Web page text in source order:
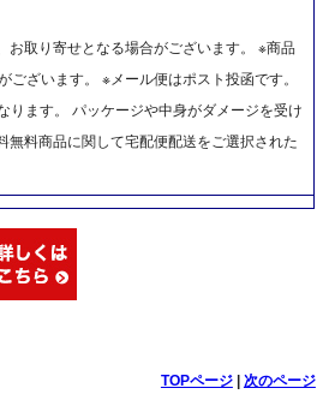
お取り寄せとなる場合がございます。 ※商品
ざいます。 ※メール便はポスト投函です。
ります。 パッケージや中身がダメージを受け
料商品に関して宅配便配送をご選択された
TOPページ| 次のページ